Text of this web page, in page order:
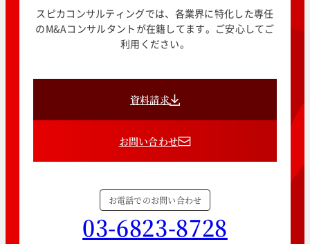
スピカコンサルティングでは、各業界に特化した専任
のM&Aコンサルタントが在籍してます。ご安心してご
利用ください。
資料請求
お問い合わせ
お電話でのお問い合わせ
03-6823-8728